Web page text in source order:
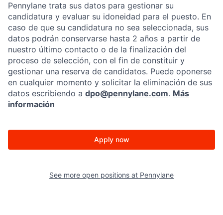
Pennylane trata sus datos para gestionar su
candidatura y evaluar su idoneidad para el puesto. En
caso de que su candidatura no sea seleccionada, sus
datos podrán conservarse hasta 2 años a partir de
nuestro último contacto o de la finalización del
proceso de selección, con el fin de constituir y
gestionar una reserva de candidatos. Puede oponerse
en cualquier momento y solicitar la eliminación de sus
datos escribiendo a dpo@pennylane.com. Más
información
Apply now
See more open positions at Pennylane